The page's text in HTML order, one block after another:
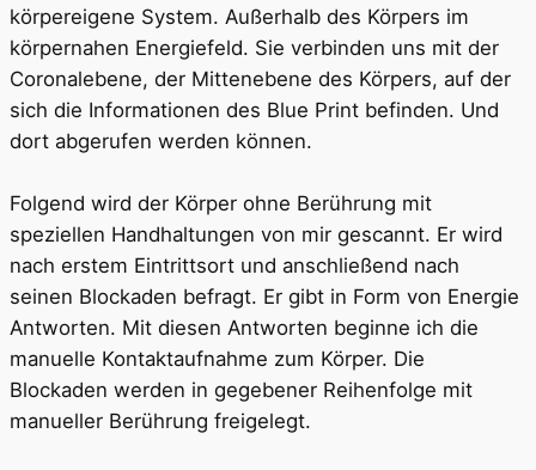
körpereigene System. Außerhalb des Körpers im
körpernahen Energiefeld. Sie verbinden uns mit der
Coronalebene, der Mittenebene des Körpers, auf der
sich die Informationen des Blue Print befinden. Und
dort abgerufen werden können.
Folgend wird der Körper ohne Berührung mit
speziellen Handhaltungen von mir gescannt. Er wird
nach erstem Eintrittsort und anschließend nach
seinen Blockaden befragt. Er gibt in Form von Energie
Antworten. Mit diesen Antworten beginne ich die
manuelle Kontaktaufnahme zum Körper. Die
Blockaden werden in gegebener Reihenfolge mit
manueller Berührung freigelegt.